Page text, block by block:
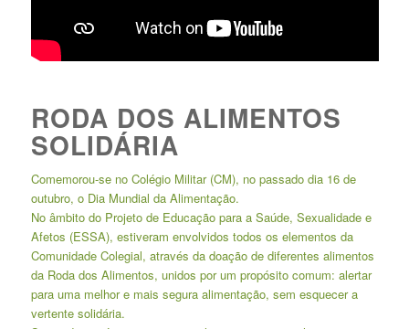
RODA DOS ALIMENTOS
SOLIDÁRIA
Comemorou-se no Colégio Militar (CM), no passado dia 16 de
outubro, o Dia Mundial da Alimentação.
No âmbito do Projeto de Educação para a Saúde, Sexualidade e
Afetos (ESSA), estiveram envolvidos todos os elementos da
Comunidade Colegial, através da doação de diferentes alimentos
da Roda dos Alimentos, unidos por um propósito comum: alertar
para uma melhor e mais segura alimentação, sem esquecer a
vertente solidária.